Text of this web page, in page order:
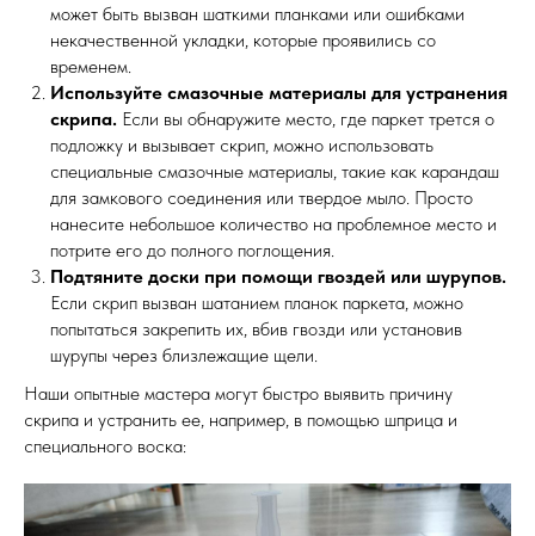
может быть вызван шаткими планками или ошибками
некачественной укладки, которые проявились со
временем.
Используйте смазочные материалы для устранения
скрипа. Если вы обнаружите место, где паркет трется о
подложку и вызывает скрип, можно использовать
специальные смазочные материалы, такие как карандаш
для замкового соединения или твердое мыло. Просто
нанесите небольшое количество на проблемное место и
потрите его до полного поглощения.
Подтяните доски при помощи гвоздей или шурупов.
Если скрип вызван шатанием планок паркета, можно
попытаться закрепить их, вбив гвозди или установив
шурупы через близлежащие щели.
Наши опытные мастера могут быстро выявить причину
скрипа и устранить ее, например, в помощью шприца и
специального воска: